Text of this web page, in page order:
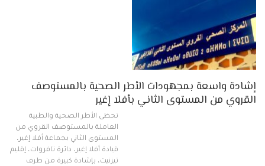
إشادة واسعة بمجهودات الأطر الصحية بالمستوصف
القروي من المستوى الثاني بأفلا إغير
تحظى الأطر الصحية والطبية
العاملة بالمستوصف القروي من
المستوى الثاني بجماعة أفلا إغير،
قيادة أفلا إغير، دائرة تافروات، إقليم
تيزنيت، بإشادة كبيرة من طرف